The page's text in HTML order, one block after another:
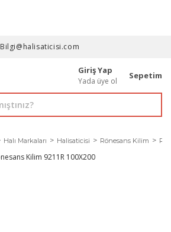
Bilgi@halisaticisi.com
Giriş Yap
Yada üye ol
Sepetim
Halı Markaları Halisaticisi Rönesans Kilim